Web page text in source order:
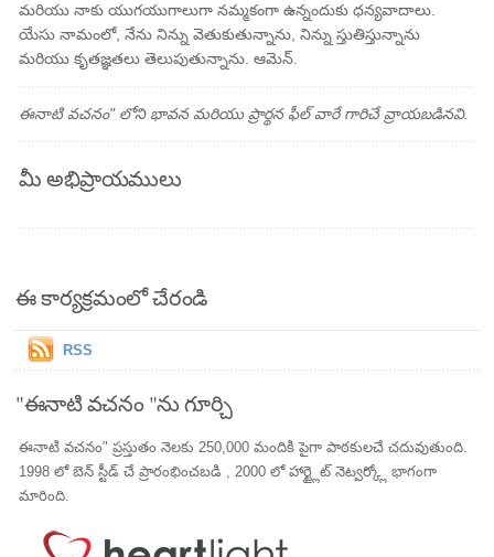
మరియు నాకు యుగయుగాలుగా నమ్మకంగా ఉన్నందుకు ధన్యవాదాలు.
యేసు నామంలో, నేను నిన్ను వెతుకుతున్నాను, నిన్ను స్తుతిస్తున్నాను
మరియు కృతజ్ఞతలు తెలుపుతున్నాను. ఆమెన్.
ఈనాటి వచనం" లోని భావన మరియు ప్రార్థన ఫీల్ వారే గారిచే వ్రాయబడినవి.
మీ అభిప్రాయములు
ఈ కార్యక్రమంలో చేరండి
RSS
"ఈనాటి వచనం "ను గూర్చి
ఈనాటి వచనం" ప్రస్తుతం నెలకు 250,000 మందికి పైగా పాఠకులచే చదువుతుంది.
1998 లో బెన్ స్టీడ్ చే ప్రారంభించబడి , 2000 లో హార్ట్లైట్ నెట్వర్క్లో భాగంగా
మారింది.